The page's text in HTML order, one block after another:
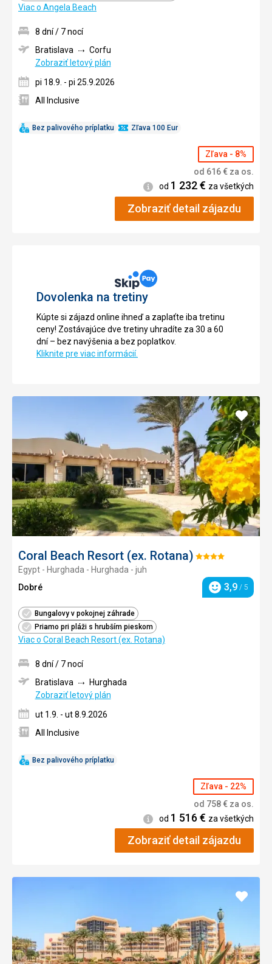
Viac o Angela Beach
Bez palivového príplatku Zľava 100 Eur
8 dní / 7 nocí
Bratislava
Corfu
Zobraziť letový plán
pi 18.9. - pi 25.9.2026
All Inclusive
Zľava - 8%
od 616€ za os.
Informácie
od 1 232€ za všetkých
Zobraziť detail zájazdu
Dovolenka na tretiny
Kúpte si zájazd online ihneď a zaplaťte iba tretinu
ceny! Zostávajúce dve tretiny uhradíte za 30 a 60
dní – bez navýšenia a bez poplatkov.
Kliknite pre viac informácií.
Coral Beach Resort (ex. Rotana) Hodnotenie:
Egypt - Hurghada - Hurghada - juh
Dobré
Hodnotenie
3,9 / 5
Bungalovy v pokojnej záhrade
Priamo pri pláži s hrubším pieskom
Viac o Coral Beach Resort (ex. Rotana)
Pridať
do
Bez palivového príplatku
8 dní / 7 nocí
Bratislava
Hurghada
Zobraziť letový plán
ut 1.9. - ut 8.9.2026
All Inclusive
Zľava - 22%
od 758€ za os.
Informácie
od 1 516€ za všetkých
Zobraziť detail zájazdu
Pridať